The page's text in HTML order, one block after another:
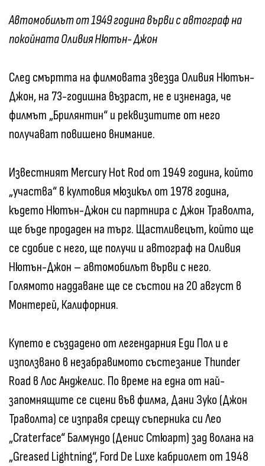
Автомобилът от 1949 година върви с автограф на
покойната Оливия Нютън- Джон
След смъртта на филмовата звезда Оливия Нютън-
Джон, на 73-годишна възраст, не е изненада, че
филмът „Брилянтин“ и реквизитите от него
получават повишено внимание.
Известният Mercury Hot Rod от 1949 година, който
„участва“ в култовия мюзикъл от 1978 година,
където Нютън-Джон си партнира с Джон Траволта,
ще бъде продаден на търг. Щастливецът, който ще
се сдобие с него, ще получи и автограф на Оливия
Нютън-Джон – автомобилът върви с него.
Голямото наддаване ще се състои на 20 август в
Монтерей, Калифорния.
Купето е създадено от легендарния Еди Пол и е
използвано в незабравимото състезание Thunder
Road в Лос Анджелис. По време на една от най-
запомнящите се сцени във филма, Дани Зуко (Джон
Траволта) се изправя срещу съперника си Лео
„Craterface“ Балмундо (Денис Стюарт) зад волана на
„Greased Lightning“, Ford De Luxe кабриолет от 1948